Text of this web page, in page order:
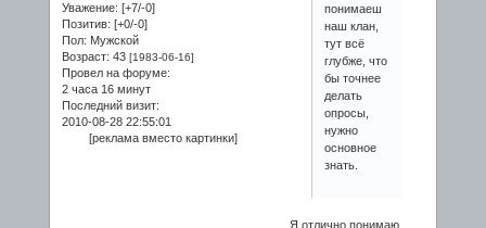
Уважение: [+7/-0]
Позитив: [+0/-0]
Пол: Мужской
Возраст: 43 [1983-06-16]
Провел на форуме:
2 часа 16 минут
Последний визит:
2010-08-28 22:55:01
[реклама вместо картинки]
понимаеш
наш клан,
тут всё
глубже, что
бы точнее
делать
опросы,
нужно
основное
знать.
Я отлично понимаю